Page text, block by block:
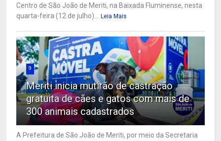
Centro de São João de Meriti, na Baixada Fluminense, nesta
quarta-feira (12 de julho)... Leia Mais
9
Meriti inicia mutirão de castração
gratuita de cães e gatos com mais de
300 animais cadastrados
A Prefeitura de São João de Meriti, por meio da Secretaria